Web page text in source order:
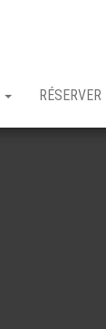
RÉSERVER